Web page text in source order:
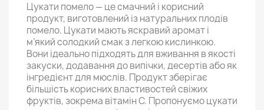
Цукати помело — це смачний і корисний
продукт, виготовлений із натуральних плодів
помело. Цукати мають яскравий аромат і
м’який солодкий смак з легкою кислинкою.
Вони ідеально підходять для вживання в якості
закуски, додавання до випічки, десертів або як
інгредієнт для мюслів. Продукт зберігає
більшість корисних властивостей свіжих
фруктів, зокрема вітамін С. Пропонуємо цукати